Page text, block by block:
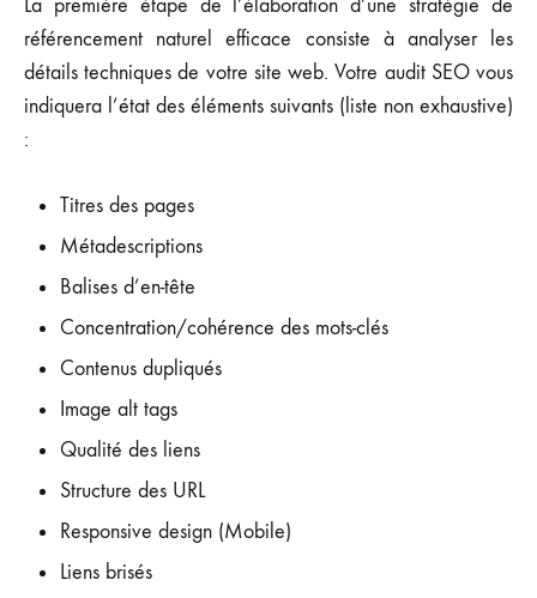
référencement naturel efficace consiste à analyser les
détails techniques de votre site web. Votre audit SEO vous
indiquera l’état des éléments suivants (liste non exhaustive)
:
Titres des pages
Métadescriptions
Balises d’en-tête
Concentration/cohérence des mots-clés
Contenus dupliqués
Image alt tags
Qualité des liens
Structure des URL
Responsive design (Mobile)
Liens brisés